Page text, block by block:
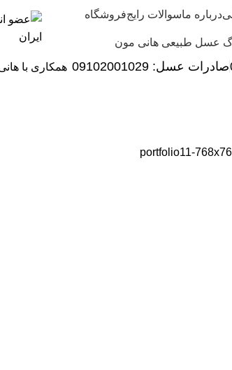
درباره ماسوالات رایجفروشگاه
عسل طبیعی هانی مون
صادرات عسل: 09102001029 همکاری با